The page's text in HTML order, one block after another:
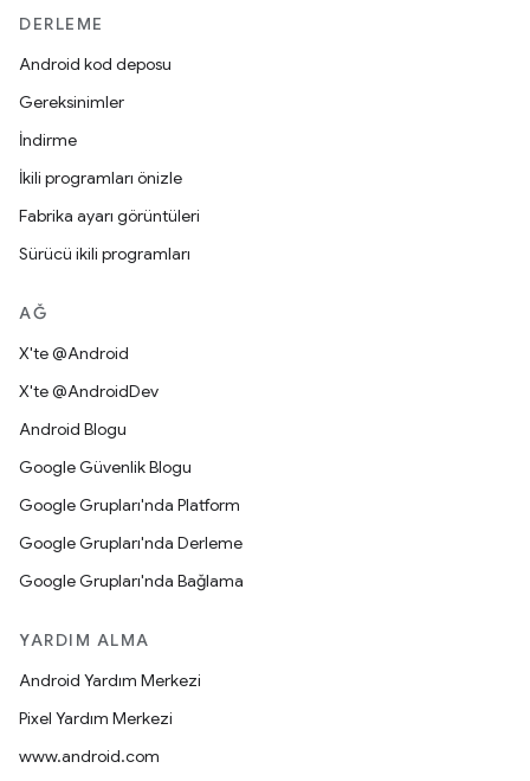
DERLEME
Android kod deposu
Gereksinimler
İndirme
İkili programları önizle
Fabrika ayarı görüntüleri
Sürücü ikili programları
AĞ
X'te @Android
X'te @AndroidDev
Android Blogu
Google Güvenlik Blogu
Google Grupları'nda Platform
Google Grupları'nda Derleme
Google Grupları'nda Bağlama
YARDIM ALMA
Android Yardım Merkezi
Pixel Yardım Merkezi
www.android.com